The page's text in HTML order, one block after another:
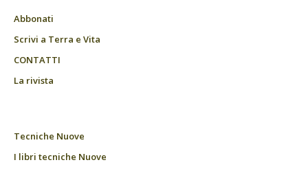
Abbonati
Scrivi a Terra e Vita
CONTATTI
La rivista
Tecniche Nuove
I libri tecniche Nuove